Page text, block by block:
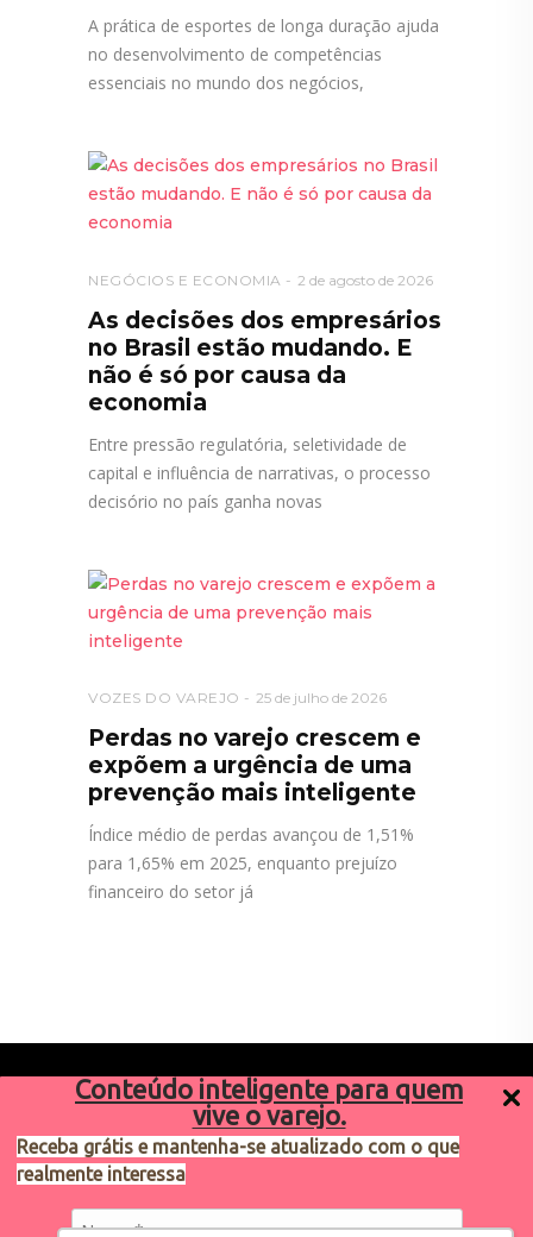
Conteúdo inteligente para quem
vive o varejo.
Receba grátis e mantenha-se atualizado com o que
realmente interessa
A prática de esportes de longa duração ajuda
no desenvolvimento de competências
essenciais no mundo dos negócios,
NEGÓCIOS E ECONOMIA 2 de agosto de 2026
As decisões dos empresários
no Brasil estão mudando. E
não é só por causa da
economia
Entre pressão regulatória, seletividade de
capital e influência de narrativas, o processo
decisório no país ganha novas
VOZES DO VAREJO 25 de julho de 2026
Perdas no varejo crescem e
expõem a urgência de uma
prevenção mais inteligente
Índice médio de perdas avançou de 1,51%
para 1,65% em 2025, enquanto prejuízo
financeiro do setor já
varejosa@cndl.org.br